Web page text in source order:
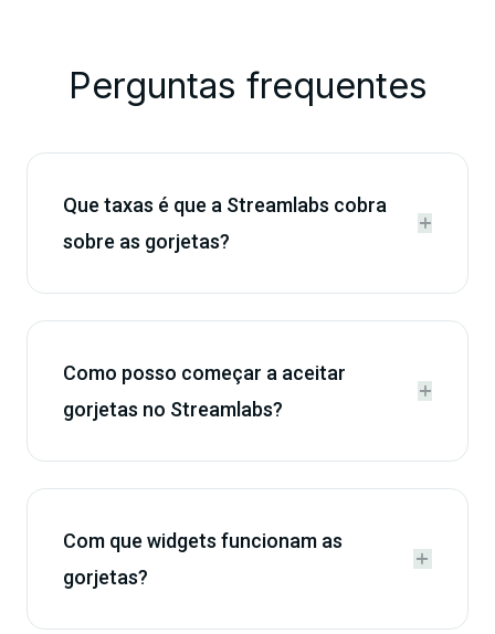
Perguntas frequentes
Que taxas é que a Streamlabs cobra
sobre as gorjetas?


Como posso começar a aceitar
gorjetas no Streamlabs?


Com que widgets funcionam as
gorjetas?

